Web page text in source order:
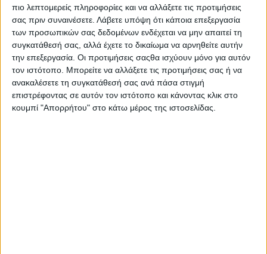
πιο λεπτομερείς πληροφορίες και να αλλάξετε τις προτιμήσεις
σας πριν συναινέσετε. Λάβετε υπόψη ότι κάποια επεξεργασία
των προσωπικών σας δεδομένων ενδέχεται να μην απαιτεί τη
συγκατάθεσή σας, αλλά έχετε το δικαίωμα να αρνηθείτε αυτήν
την επεξεργασία. Οι προτιμήσεις σαςθα ισχύουν μόνο για αυτόν
τον ιστότοπο. Μπορείτε να αλλάξετε τις προτιμήσεις σας ή να
ανακαλέσετε τη συγκατάθεσή σας ανά πάσα στιγμή
επιστρέφοντας σε αυτόν τον ιστότοπο και κάνοντας κλικ στο
κουμπί "Απορρήτου" στο κάτω μέρος της ιστοσελίδας.